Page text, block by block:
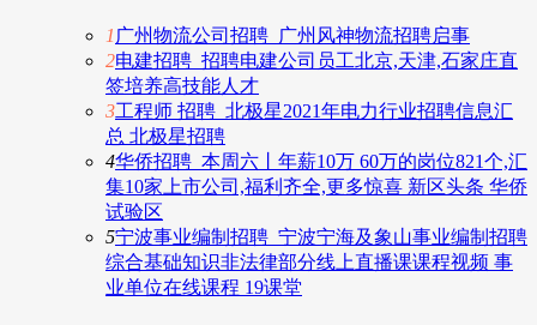
1 广州物流公司招聘_广州风神物流招聘启事
2电建招聘_招聘电建公司员工北京,天津,石家庄直
签培养高技能人才
3工程师 招聘_北极星2021年电力行业招聘信息汇
总 北极星招聘
4华侨招聘_本周六丨年薪10万 60万的岗位821个,汇
集10家上市公司,福利齐全,更多惊喜 新区头条 华侨
试验区
5宁波事业编制招聘_宁波宁海及象山事业编制招聘
综合基础知识非法律部分线上直播课课程视频 事
业单位在线课程 19课堂